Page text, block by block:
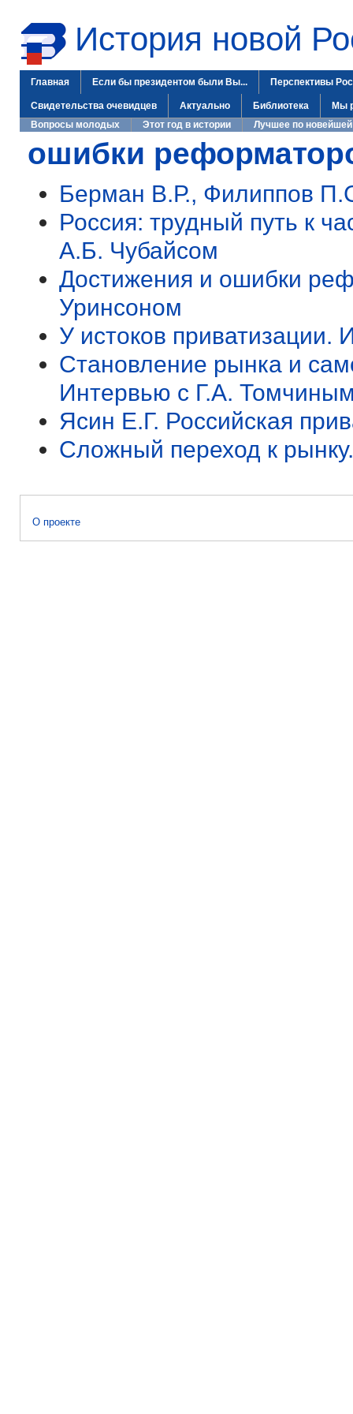
История новой
Главная Если бы президентом были Вы... Перспективы
Свидетельства очевидцев Актуально Библиотека
Мы
Вопросы молодых
Этот год в истории Лучшее по новейшей
ошибки
Берман В.Р., Филиппов
Россия: трудный путь к
А.Б. Чубайсом
Достижения и ошибки
Уринсоном
У истоков
Становление рынка и
Интервью с Г.А.
Ясин Е.Г. Российская
Сложный переход к
О проекте